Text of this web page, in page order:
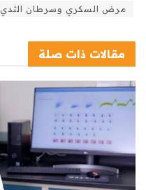
مرض السكري وسرطان الثدي
مقالات ذات صلة